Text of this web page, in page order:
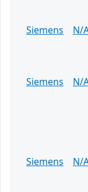
Siemens
N/
Siemens
N/
Siemens
N/